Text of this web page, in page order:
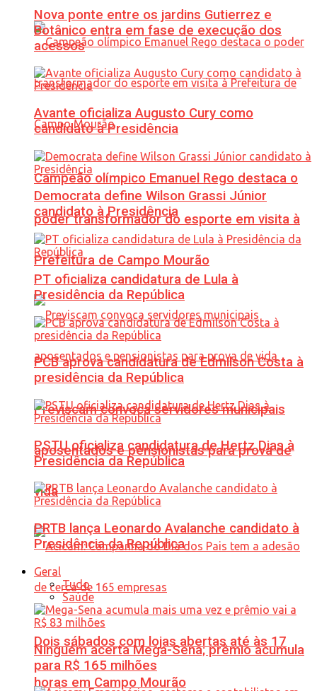
Campeão olímpico Emanuel Rego destaca o
poder transformador do esporte em visita à
Prefeitura de Campo Mourão
Previscam convoca servidores municipais
aposentados e pensionistas para prova de
vida
Dois sábados com lojas abertas até às 17
horas em Campo Mourão
Nova ponte entre os jardins Gutierrez e
Botânico entra em fase de execução dos
acessos
Avante oficializa Augusto Cury como
candidato à Presidência
Democrata define Wilson Grassi Júnior
candidato à Presidência
PT oficializa candidatura de Lula à
Presidência da República
PCB aprova candidatura de Edmilson Costa à
presidência da República
PSTU oficializa candidatura de Hertz Dias à
Presidência da República
PRTB lança Leonardo Avalanche candidato à
Presidência da República
Geral
Tudo
Saúde
Ninguém acerta Mega-Sena; prêmio acumula
para R$ 165 milhões